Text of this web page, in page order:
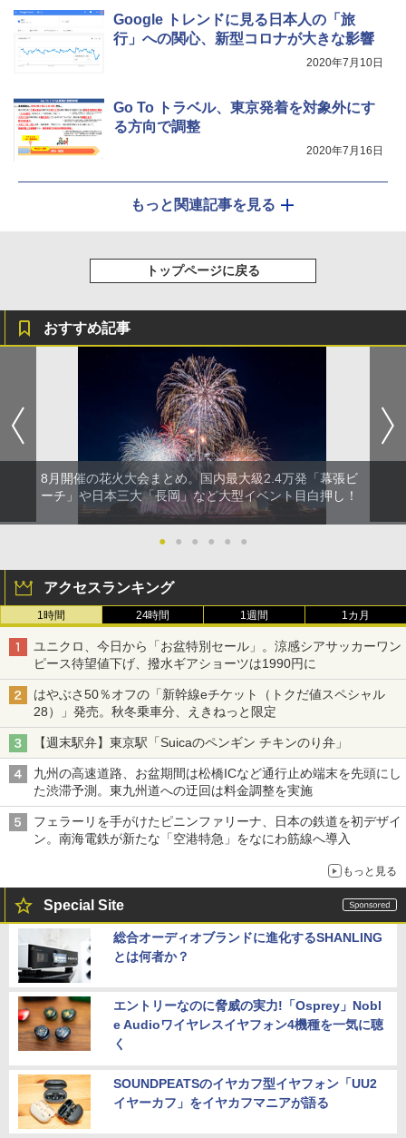
イド ブラックコーティング フルクローズ メ
ッシュ 4人用 簡単設置 ポップアップテント P
ATCW-150B エクルベージュ
コンパクト iimono117 (ブルー)
￥3,080
Google トレンドに見る日本人の「旅
行」への関心、新型コロナが大きな影響
2020年7月10日
Go To トラベル、東京発着を対象外にす
る方向で調整
2020年7月16日
もっと関連記事を見る
トップページに戻る
おすすめ記事
8月開催の花火大会まとめ。国内最大級2.4万発「幕張ビ
ーチ」や日本三大「長岡」など大型イベント目白押し！
● ● ● ● ● ●
アクセスランキング
1時間 24時間 1週間 1カ月
ユニクロ、今日から「お盆特別セール」。涼感シアサッカーワン
ピース待望値下げ、撥水ギアショーツは1990円に
はやぶさ50％オフの「新幹線eチケット（トクだ値スペシャル
28）」発売。秋冬乗車分、えきねっと限定
【週末駅弁】東京駅「Suicaのペンギン チキンのり弁」
九州の高速道路、お盆期間は松橋ICなど通行止め端末を先頭にし
た渋滞予測。東九州道への迂回は料金調整を実施
フェラーリを手がけたピニンファリーナ、日本の鉄道を初デザイ
ン。南海電鉄が新たな「空港特急」をなにわ筋線へ導入
もっと見る
Special Site
総合オーディオブランドに進化するSHANLING
とは何者か？
エントリーなのに脅威の実力!「Osprey」Nobl
e Audioワイヤレスイヤフォン4機種を一気に聴
く
SOUNDPEATSのイヤカフ型イヤフォン「UU2
イヤーカフ」をイヤカフマニアが語る